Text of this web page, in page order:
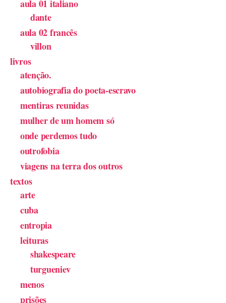
aula 01 italiano
dante
aula 02 francês
villon
livros
atenção.
autobiografia do poeta-escravo
mentiras reunidas
mulher de um homem só
onde perdemos tudo
outrofobia
viagens na terra dos outros
textos
arte
cuba
entropia
leituras
shakespeare
turgueniev
menos
prisões